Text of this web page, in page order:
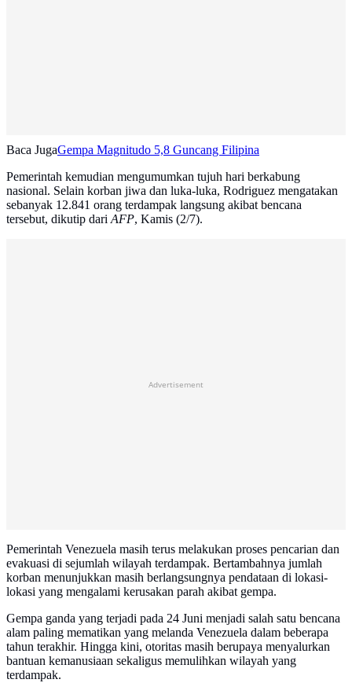
Baca JugaGempa Magnitudo 5,8 Guncang Filipina
Pemerintah kemudian mengumumkan tujuh hari berkabung
nasional. Selain korban jiwa dan luka-luka, Rodriguez mengatakan
sebanyak 12.841 orang terdampak langsung akibat bencana
tersebut, dikutip dariAFP, Kamis (2/7).
Advertisement
Pemerintah Venezuela masih terus melakukan proses pencarian dan
evakuasi di sejumlah wilayah terdampak. Bertambahnya jumlah
korban menunjukkan masih berlangsungnya pendataan di lokasi-
lokasi yang mengalami kerusakan parah akibat gempa.
Gempa ganda yang terjadi pada 24 Juni menjadi salah satu bencana
alam paling mematikan yang melanda Venezuela dalam beberapa
tahun terakhir. Hingga kini, otoritas masih berupaya menyalurkan
bantuan kemanusiaan sekaligus memulihkan wilayah yang
terdampak.